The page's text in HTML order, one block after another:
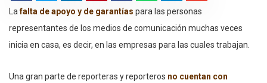
Lafalta de apoyo y de garantías para las personas
representantes de los medios de comunicación muchas veces
inicia en casa, es decir, en las empresas para las cuales trabajan.
Una gran parte de reporteras y reporteros no cuentan con